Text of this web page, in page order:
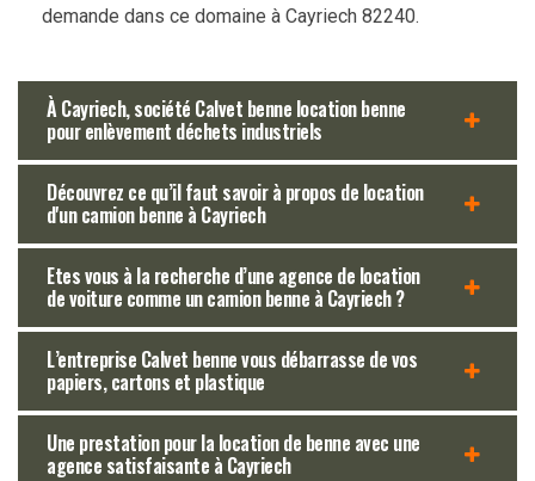
demande dans ce domaine à Cayriech 82240.
À Cayriech, société Calvet benne location benne
pour enlèvement déchets industriels
Découvrez ce qu’il faut savoir à propos de location
d'un camion benne à Cayriech
Etes vous à la recherche d’une agence de location
de voiture comme un camion benne à Cayriech ?
L’entreprise Calvet benne vous débarrasse de vos
papiers, cartons et plastique
Une prestation pour la location de benne avec une
agence satisfaisante à Cayriech